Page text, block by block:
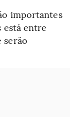
importantes
está entre
serão